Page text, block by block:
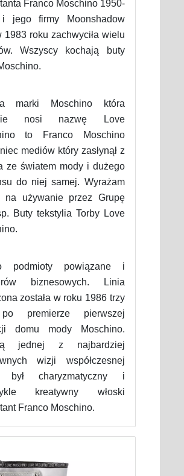
Franco Moschino 1950-
jego firmy Moonshadow
1983 roku zachwyciła wielu
Wszyscy kochają buty
marki Moschino która
nosi nazwę Love
to Franco Moschino
mediów który zasłynął z
ze światem mody i dużego
do niej samej. Wyrażam
na używanie przez Grupę
Buty tekstylia Torby Love
podmioty powiązane i
biznesowych. Linia
została w roku 1986 trzy
premierze pierwszej
domu mody Moschino.
jednej z najbardziej
wizji współczesnej
był charyzmatyczny i
kreatywny włoski
Franco Moschino.